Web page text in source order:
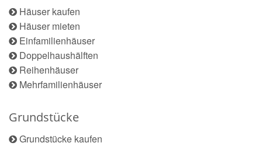
Häuser kaufen
Häuser mieten
Einfamilienhäuser
Doppelhaushälften
Reihenhäuser
Mehrfamilienhäuser
Grundstücke
Grundstücke kaufen